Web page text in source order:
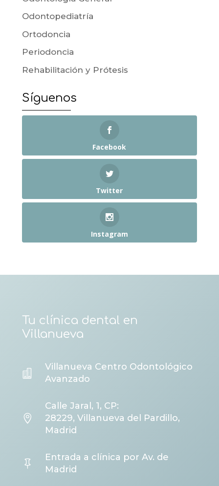
Odontopediatría
Ortodoncia
Periodoncia
Rehabilitación y Prótesis
Síguenos
Facebook
Twitter
Instagram
Tu clínica dental en
Villanueva

Villanueva Centro Odontológico
Avanzado

Calle Jaral, 1, CP:
28229, Villanueva del Pardillo,
Madrid

Entrada a clínica por Av. de
Madrid